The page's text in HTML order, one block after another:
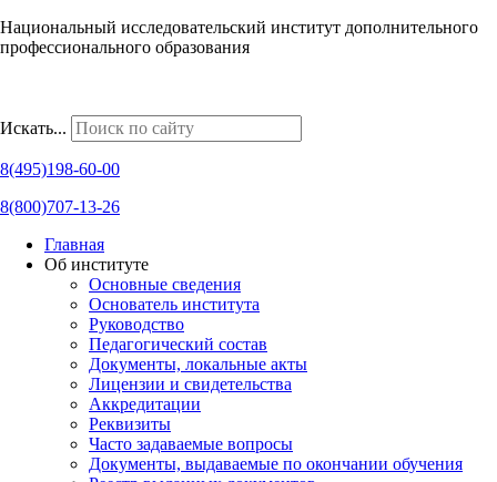
Национальный исследовательский институт дополнительного
профессионального образования
Искать...
8(495)198-60-00
8(800)707-13-26
Главная
Об институте
Основные сведения
Основатель института
Руководство
Педагогический состав
Документы, локальные акты
Лицензии и свидетельства
Аккредитации
Реквизиты
Часто задаваемые вопросы
Документы, выдаваемые по окончании обучения